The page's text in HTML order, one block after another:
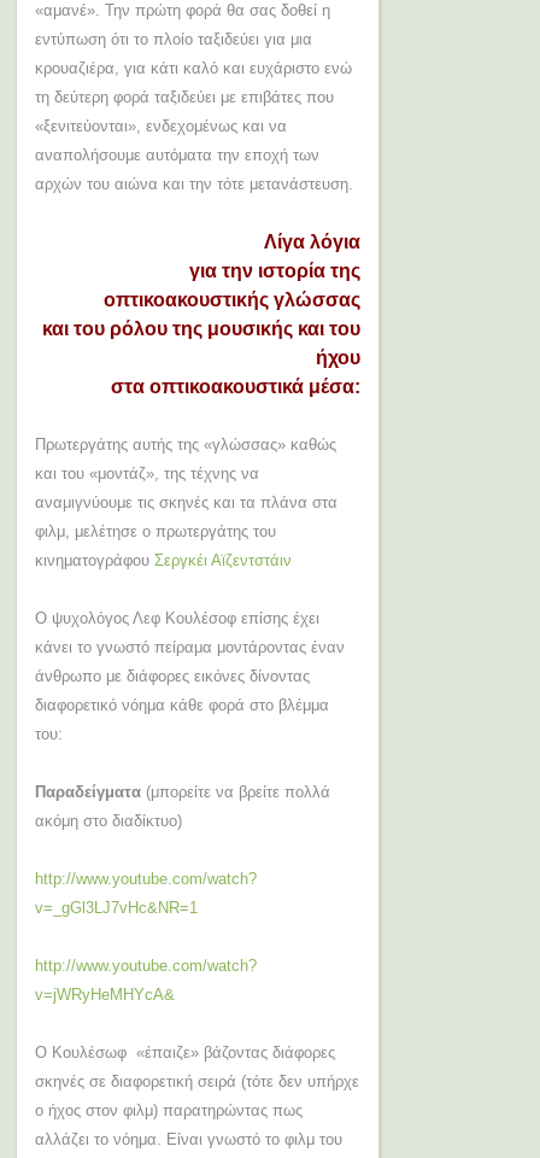
«αμανέ». Την πρώτη φορά θα σας δοθεί η
εντύπωση ότι το πλοίο ταξιδεύει για μια
κρουαζιέρα, για κάτι καλό και ευχάριστο ενώ
τη δεύτερη φορά ταξιδεύει με επιβάτες που
«ξενιτεύονται», ενδεχομένως και να
αναπολήσουμε αυτόματα την εποχή των
αρχών του αιώνα και την τότε μετανάστευση.
Λίγα λόγια
για την ιστορία της
οπτικοακουστικής γλώσσας
και του ρόλου της μουσικής και του
ήχου
στα οπτικοακουστικά μέσα:
Πρωτεργάτης αυτής της «γλώσσας» καθώς
και του «μοντάζ», της τέχνης να
αναμιγνύουμε τις σκηνές και τα πλάνα στα
φιλμ, μελέτησε ο πρωτεργάτης του
κινηματογράφου Σεργκέι Αϊζεντστάιν
Ο ψυχολόγος Λεφ Κουλέσοφ επίσης έχει
κάνει το γνωστό πείραμα μοντάροντας έναν
άνθρωπο με διάφορες εικόνες δίνοντας
διαφορετικό νόημα κάθε φορά στο βλέμμα
του:
Παραδείγματα (μπορείτε να βρείτε πολλά
ακόμη στο διαδίκτυο)
http://www.youtube.com/watch?
v=_gGl3LJ7vHc&NR=1
http://www.youtube.com/watch?
v=jWRyHeMHYcA&
Ο Κουλέσωφ «έπαιζε» βάζοντας διάφορες
σκηνές σε διαφορετική σειρά (τότε δεν υπήρχε
ο ήχος στον φιλμ) παρατηρώντας πως
αλλάζει το νόημα. Είναι γνωστό το φιλμ του